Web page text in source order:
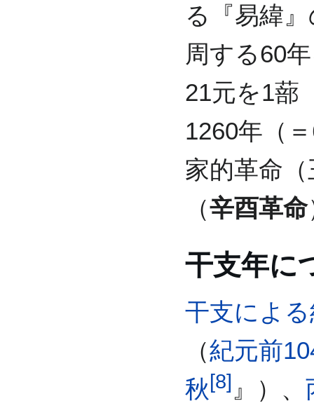
る『易緯
周する60
21元を1蔀
1260年（
家的革命
（辛酉革命
干支年に
干支によ
（紀元前
秋 [8] 』）、